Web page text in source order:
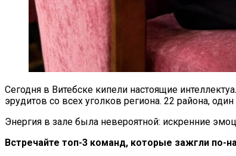
Сегодня в Витебске кипели настоящие
эрудитов со всех уголков региона. 22 района,
Энергия в зале была невероятной: искренние
Встречайте топ-3 команд, которые зажгли по-